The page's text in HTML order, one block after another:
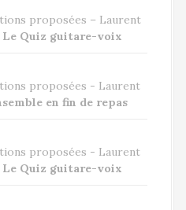
proposées – Laurent
Le Quiz guitare-voix
proposées - Laurent
en fin de repas
proposées - Laurent
Le Quiz guitare-voix